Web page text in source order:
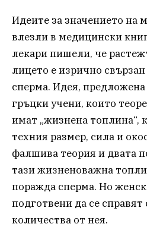
Идеите за значението на
влезли в медицински
лекари пишели, че
лицето е изрично
сперма. Идея,
гръцки учени, които
имат „жизнена топлина“,
техния размер, сила и
фалшива теория и двата
тази жизненоважна
поражда сперма. Но
подготвени да се
количества от нея.